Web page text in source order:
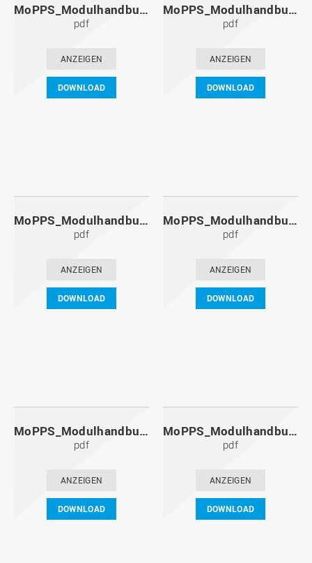
MoPPS_Modulhandbuch_20131201.pdf
pdf
ANZEIGEN
DOWNLOAD
MoPPS_Modulhandbuch_20130601.pdf
pdf
ANZEIGEN
DOWNLOAD
MoPPS_Modulhandbuch_20121201.pdf
pdf
ANZEIGEN
DOWNLOAD
MoPPS_Modulhandbuch_20120601.pdf
pdf
ANZEIGEN
DOWNLOAD
MoPPS_Modulhandbuch_20111201.pdf
pdf
ANZEIGEN
DOWNLOAD
MoPPS_Modulhandbuch_20110601.pdf
pdf
ANZEIGEN
DOWNLOAD